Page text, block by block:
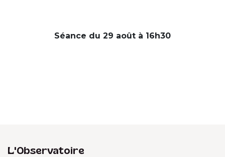
Séance du 29 août à 16h30
L'Observatoire